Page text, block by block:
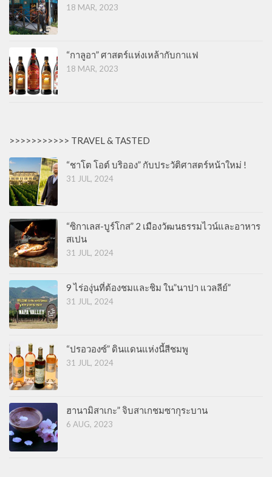
18 MAR, 2023
“กาลูอา” ศาสตร์แห่งเหล้ากับกาแฟ
18 MAR, 2023
>>>>>>>>>>> TRAVEL & TASTED
“ชาโต โอต์ บริออง” กับประวัติศาสตร์หน้าใหม่ !
31 JUL, 2024
“ซิกาเลส-บูร์โกส” 2 เมืองวัฒนธรรมไวน์และอาหาร
สเปน
31 JUL, 2024
9 ไร่องุ่นที่ต้องชมและชิม ใน”นาปา แวลลีย์”
31 JUL, 2024
“ปรอวองซ์” ดินแดนแห่งนี้สีชมพู
31 JUL, 2024
ฮานามิสาเกะ” จิบสาเกชมซากุระบาน
6 AUG, 2023